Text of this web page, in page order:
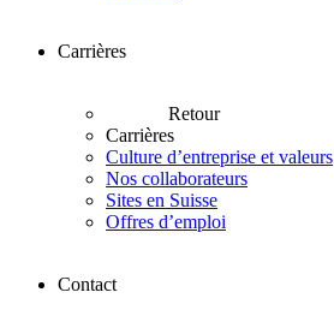
Carrières
Retour
Carrières
Culture d’entreprise et valeurs
Nos collaborateurs
Sites en Suisse
Offres d’emploi
Contact